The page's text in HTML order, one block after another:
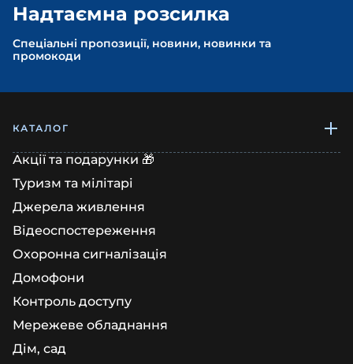
Надтаємна розсилка
Спеціальні пропозиції, новини, новинки та
промокоди
КАТАЛОГ
Акції та подарунки 🎁
Туризм та мілітарі
Джерела живлення
Відеоспостереження
Охоронна сигналізація
Домофони
Контроль доступу
Мережеве обладнання
Дім, сад